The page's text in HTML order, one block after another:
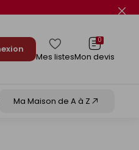
Mes listes
0
Mon devis
Ma Maison de A à Z